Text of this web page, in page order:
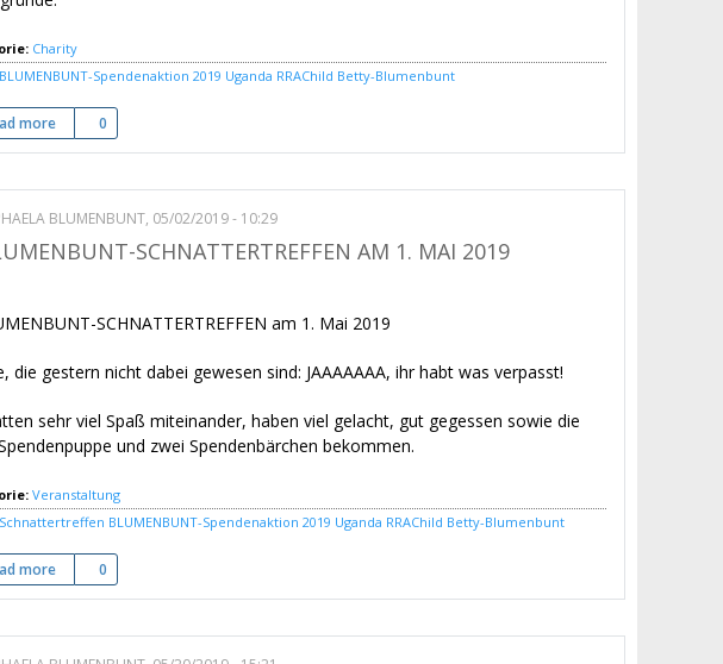
Charity
BLUMENBUNT-Spendenaktion 2019 Uganda RRAChild Betty-Blumenbunt
moreabout BLUMENBUNT Spendenaktion 2019 – Eine Milchkuh für Habiba – Revive A Rual African Child
0
BLUMENBUNT, 05/02/2019 - 10:29
SCHNATTERTREFFEN AM 1. MAI 2019
SCHNATTERTREFFEN am 1. Mai 2019
die gestern nicht dabei gewesen sind: JAAAAAAA, ihr habt was verpasst!
sehr viel Spaß miteinander, haben viel gelacht, gut gegessen sowie die
und zwei Spendenbärchen bekommen.
Veranstaltung
Schnattertreffen BLUMENBUNT-Spendenaktion 2019 Uganda RRAChild Betty-Blumenbunt
moreabout 3. BLUMENBUNT-Schnattertreffen am 1. Mai 2019
0